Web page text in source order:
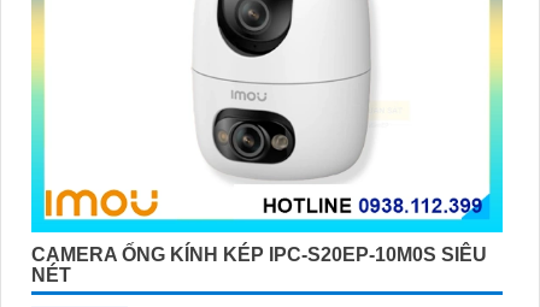
CAMERA ỐNG KÍNH KÉP IPC-S20EP-10M0S SIÊU
NÉT